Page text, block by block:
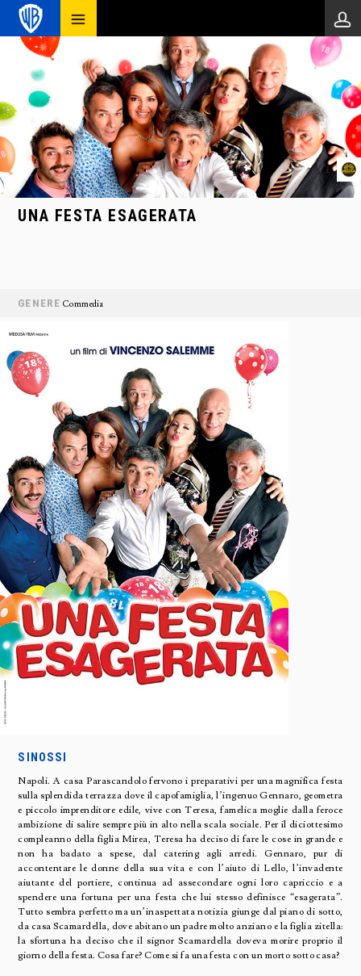
UNA FESTA ESAGERATA
GENERE Commedia
SINOSSI
Napoli. A casa Parascandolo fervono i preparativi per una magnifica festa
sulla splendida terrazza dove il capofamiglia, l’ingenuo Gennaro, geometra
e piccolo imprenditore edile, vive con Teresa, famelica moglie dalla feroce
ambizione di salire sempre più in alto nella scala sociale. Per il diciottesimo
compleanno della figlia Mirea, Teresa ha deciso di fare le cose in grande e
non ha badato a spese, dal catering agli arredi. Gennaro, pur di
accontentare le donne della sua vita e con l’aiuto di Lello, l’invadente
aiutante del portiere, continua ad assecondare ogni loro capriccio e a
spendere una fortuna per una festa che lui stesso definisce “esagerata”.
Tutto sembra perfetto ma un’inaspettata notizia giunge dal piano di sotto,
da casa Scamardella, dove abitano un padre molto anziano e la figlia zitella:
la sfortuna ha deciso che il signor Scamardella doveva morire proprio il
giorno della festa. Cosa fare? Come si fa una festa con un morto sotto casa?